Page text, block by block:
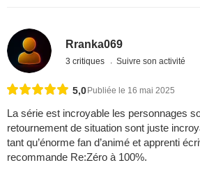
Rranka069
3 critiques Suivre son activité
5,0 Publiée le 16 mai 2025
La série est incroyable les personnages
retournement de situation sont juste
tant qu’énorme fan d’animé et apprenti
recommande Re:Zéro à 100%.